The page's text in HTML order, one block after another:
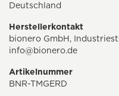
Deutschland
Herstellerkontakt
bionero GmbH,
info@bionero.de
Artikelnummer
BNR-TMGERD